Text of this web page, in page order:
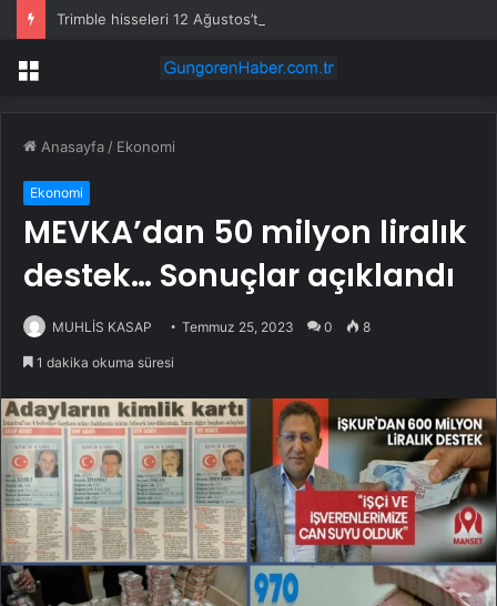
Trimble hisseleri 12 Ağustos’taki kârda %6 hareket edebilir
Menü
Anasayfa / Ekonomi
Ekonomi
MEVKA’dan 50 milyon liralık
destek… Sonuçlar açıklandı
MUHLİS KASAP Temmuz 25, 2023 0 8
1 dakika okuma süresi